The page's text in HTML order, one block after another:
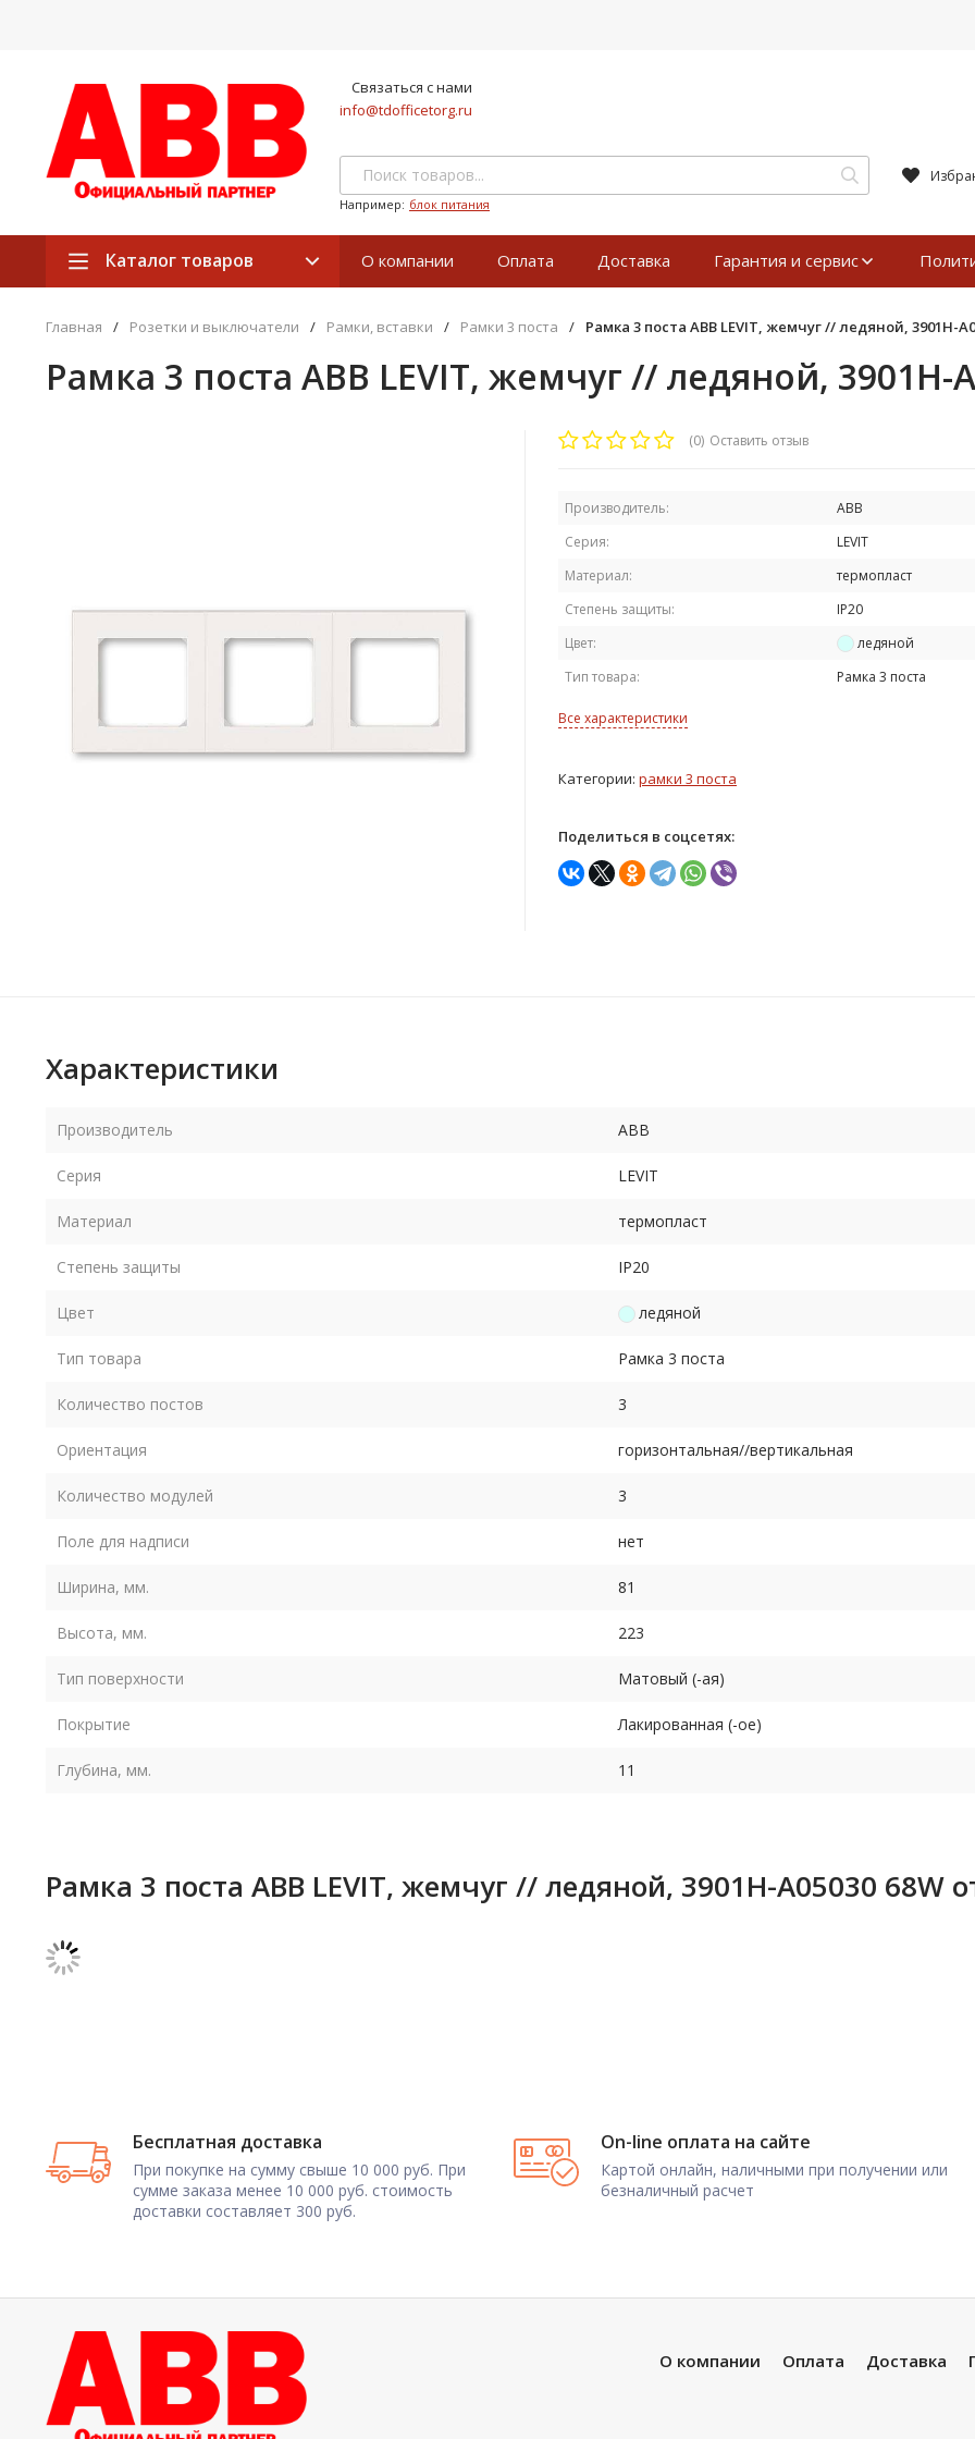
Связаться с нами
info@tdofficetorg.ru
Например: блок питания
Каталог товаров О компании Оплата Доставка Гарантия и сервис
Главная / Розетки и выключатели / Рамки, вставки / Рамки 3 поста / Рамка 3 поста ABB LEVIT, жемчуг // ледяной, 3901H-
Рамка 3 поста ABB LEVIT, жемчуг // ледяной, 3901H-
(0) Оставить отзыв
Производитель:
ABB
Серия:
LEVIT
Материал:
термопласт
Степень защиты:
IP20
Цвет:
ледяной
Тип товара:
Рамка 3 поста
Все характеристики
Категории: рамки 3 поста
Поделиться в соцсетях:
Характеристики
Производитель ABB
Серия LEVIT
Материал термопласт
Степень защиты IP20
Цвет ледяной
Тип товара Рамка 3 поста
Количество постов 3
Ориентация горизонтальная//вертикальная
Количество модулей 3
Поле для надписи нет
Ширина, мм. 81
Высота, мм. 223
Тип поверхности Матовый (-ая)
Покрытие Лакированная (-ое)
Глубина, мм. 11
Рамка 3 поста ABB LEVIT, жемчуг // ледяной, 3901H-A05030 68W
Бесплатная доставка
При покупке на сумму свыше 10 000 руб. При
сумме заказа менее 10 000 руб. стоимость
доставки составляет 300 руб.
On-line оплата на сайте
Картой онлайн, наличными при получении или
безналичный расчет
О компании Оплата Доставка